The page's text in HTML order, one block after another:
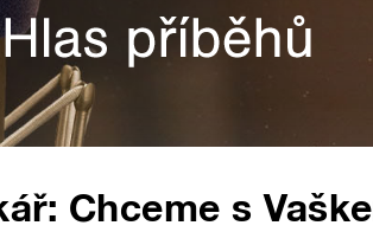
Chceme s